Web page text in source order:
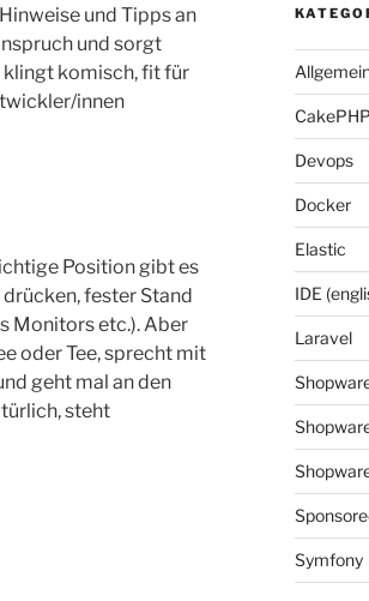
und Tipps an
und sorgt
klingt komisch, fit für
innen
Position gibt es
fester Stand
Monitors etc.). Aber
oder Tee, sprecht mit
geht mal an den
steht
Devops
Docker
Elastic
IDE
Laravel
Symfony